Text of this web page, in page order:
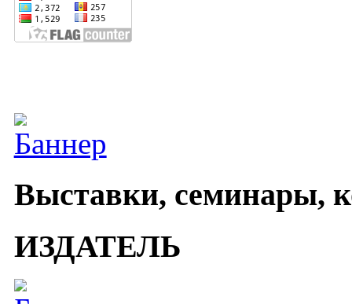
Выставки, семинары,
ИЗДАТЕЛЬ